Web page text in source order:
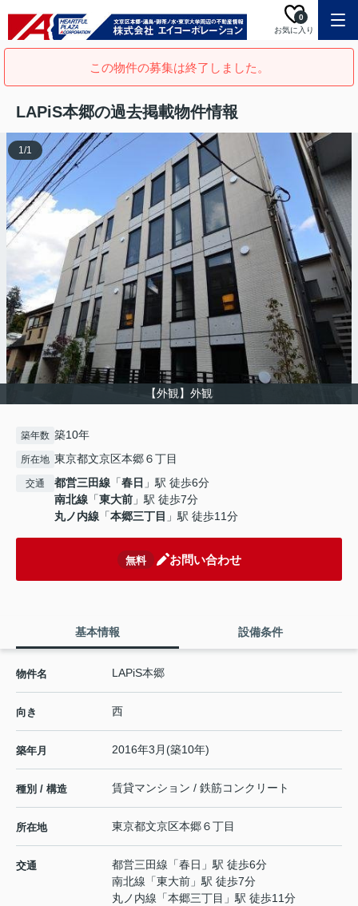
お気に入り
0
この物件の募集は終了しました。
LAPiS本郷の過去掲載物件情報
【外観】外観
1/1
築年数 築10年
所在地 東京都文京区本郷６丁目
交通 都営三田線 「春日 」駅 徒歩6分
南北線 「東大前 」駅 徒歩7分
丸ノ内線 「本郷三丁目 」駅 徒歩11分
無料 お問い合わせ
基本情報 設備条件
物件名 LAPiS本郷
向き 西
築年月 2016年3月(築10年)
種別 / 構造 賃貸マンション / 鉄筋コンクリート
所在地 東京都文京区本郷６丁目
交通 都営三田線 「春日 」駅 徒歩6分
南北線 「東大前 」駅 徒歩7分
丸ノ内線 「本郷三丁目 」駅 徒歩11分